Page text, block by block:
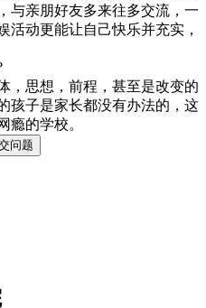
与亲朋好友多来往多交流，一
活动更能让自己快乐并充实，
，思想，前程，甚至是改变的
孩子是家长都没有办法的，这
瘾的学校。